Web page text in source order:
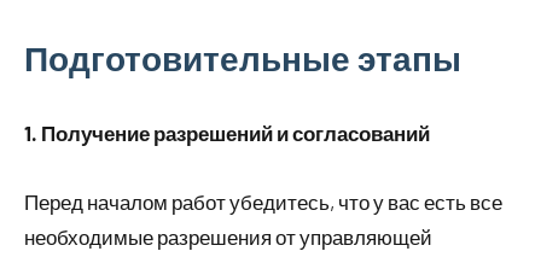
Подготовительные этапы
1. Получение разрешений и согласований
Перед началом работ убедитесь, что у вас есть все
необходимые разрешения от управляющей